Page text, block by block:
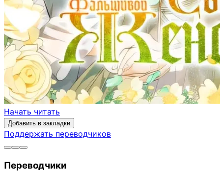
Начать читать
Добавить в закладки
Поддержать переводчиков
Переводчики